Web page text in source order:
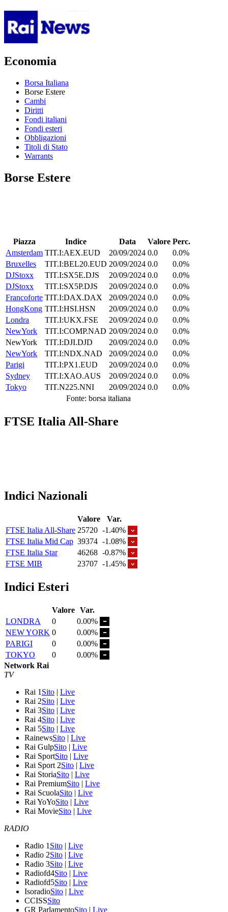
Economia
Borsa Italiana
Borse Estere
Cambi
Diritti
Fondi italiani
Fondi esteri
Obbligazioni
Titoli di Stato
Warrants
Borse Estere
Piazza Indice Data Valore Perc.
Amsterdam TIT.I:AEX.EUD 20/09/2024 0.0
0.0%
Bruxelles
TIT.I:BEL20.EUD 20/09/2024 0.0
0.0%
DJStoxx
TIT.I:SX5E.DJS 20/09/2024 0.0
0.0%
DJStoxx
TIT.I:SX5P.DJS 20/09/2024 0.0
0.0%
Francoforte TIT.I:DAX.DAX 20/09/2024 0.0
0.0%
HongKong TIT.I:HSI.HSN 20/09/2024 0.0
0.0%
Londra
TIT.I:UKX.FSE 20/09/2024 0.0
0.0%
NewYork
TIT.I:COMP.NAD 20/09/2024 0.0
0.0%
NewYork
TIT.I:DJI.DJD 20/09/2024 0.0
0.0%
NewYork
TIT.I:NDX.NAD 20/09/2024 0.0
0.0%
Parigi
TIT.I:PX1.EUD 20/09/2024 0.0
0.0%
Sydney
TIT.I:XAO.AUS 20/09/2024 0.0
0.0%
Tokyo
TIT.N225.NNI 20/09/2024 0.0
0.0%
Fonte: borsa italiana
FTSE Italia All-Share
Indici Nazionali
Valore
Var.
FTSE Italia All-Share 25720 -1.40%
FTSE Italia Mid Cap 39374 -1.08%
FTSE Italia Star
46268 -0.87%
FTSE MIB
23707 -1.45%
Indici Esteri
Valore Var.
LONDRA
0
0.00%
NEW YORK 0
0.00%
PARIGI
0
0.00%
TOKYO
0
0.00%
Network Rai
TV
Rai 1 Sito | Live
Rai 2Sito | Live
Rai 3Sito | Live
Rai 4Sito | Live
Rai 5Sito | Live
RainewsSito | Live
Rai GulpSito | Live
Rai SportSito | Live
Rai Sport 2Sito | Live
Rai StoriaSito | Live
Rai PremiumSito | Live
Rai ScuolaSito | Live
Rai YoYoSito | Live
Rai MovieSito | Live
RADIO
Radio 1 Sito | Live
Radio 2Sito | Live
Radio 3Sito | Live
Radiofd4Sito | Live
Radiofd5Sito | Live
IsoradioSito | Live
CCISSSito
GR ParlamentoSito | Live